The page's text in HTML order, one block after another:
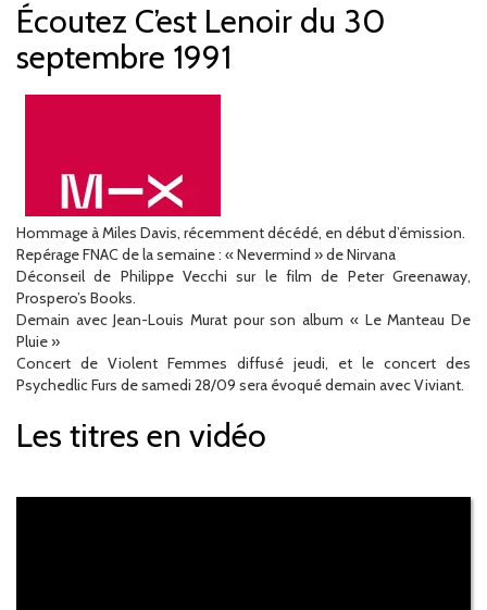
Écoutez C’est Lenoir du 30
septembre 1991
Hommage à Miles Davis, récemment décédé, en début d’émission.
Repérage FNAC de la semaine : « Nevermind » de Nirvana
Déconseil de Philippe Vecchi sur le film de Peter Greenaway,
Prospero’s Books.
Demain avec Jean-Louis Murat pour son album « Le Manteau De
Pluie »
Concert de Violent Femmes diffusé jeudi, et le concert des
Psychedlic Furs de samedi 28/09 sera évoqué demain avec Viviant.
Les titres en vidéo